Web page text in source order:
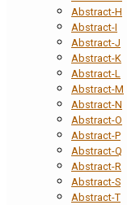
Abstract-H
Abstract-I
Abstract-J
Abstract-K
Abstract-L
Abstract-M
Abstract-N
Abstract-O
Abstract-P
Abstract-Q
Abstract-R
Abstract-S
Abstract-T